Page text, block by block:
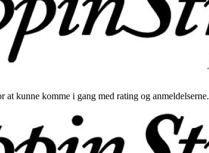
kunne komme i gang med rating og anmeldelserne.